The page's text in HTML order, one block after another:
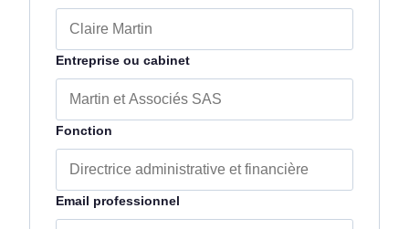
Entreprise ou cabinet
Fonction
Email professionnel